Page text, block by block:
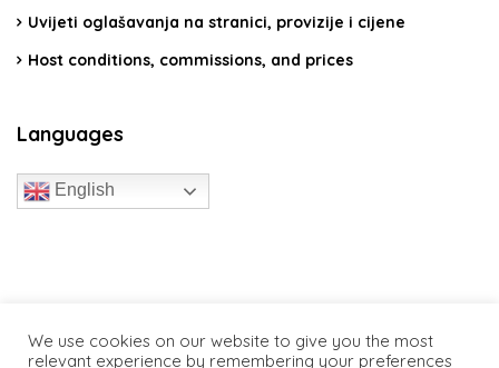
Uvijeti oglašavanja na stranici, provizije i cijene
Host conditions, commissions, and prices
Languages
English
We use cookies on our website to give you the most
relevant experience by remembering your preferences